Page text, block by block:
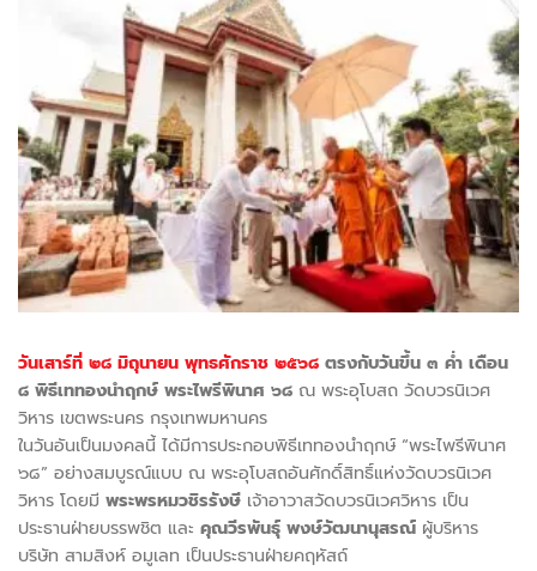
วันเสาร์ที่ ๒๘ มิถุนายน พุทธศักราช ๒๕๖๘ ตรงกับวันขึ้น ๓ ค่ำ เดือน
๘ พิธีเททองนำฤกษ์ พระไพรีพินาศ ๖๘ ณ พระอุโบสถ วัดบวรนิเวศ
วิหาร เขตพระนคร กรุงเทพมหานคร
ในวันอันเป็นมงคลนี้ ได้มีการประกอบพิธีเททองนำฤกษ์ “พระไพรีพินาศ
๖๘” อย่างสมบูรณ์แบบ ณ พระอุโบสถอันศักดิ์สิทธิ์แห่งวัดบวรนิเวศ
วิหาร โดยมี พระพรหมวชิรรังษี เจ้าอาวาสวัดบวรนิเวศวิหาร เป็น
ประธานฝ่ายบรรพชิต และ คุณวีรพันธุ์ พงษ์วัฒนานุสรณ์ ผู้บริหาร
บริษัท สามสิงห์ อมูเลท เป็นประธานฝ่ายคฤหัสถ์